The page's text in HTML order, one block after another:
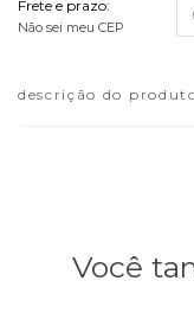
Frete e prazo:
Não sei meu CEP
descrição do
Você